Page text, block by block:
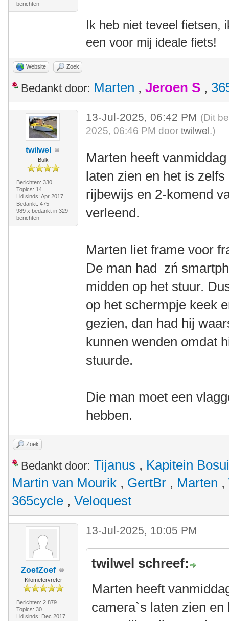
berichten
Ik heb niet teveel fietsen,
een voor mij ideale fiets!
Website Zoek
Bedankt door: Marten , Jeroen S ,
twilwel
Bulk
Berichten: 330
Topics: 14
Lid sinds: Apr 2017
Bedankt: 475
989 x bedankt in 329
berichten
13-Jul-2025, 06:42 PM (Dit
2025, 06:46 PM doortwilwel .)
Marten heeft
laten zien en het is
rijbewijs en 2-komend
verleend.
Marten liet frame voor
De man had zń
midden op het stuur.
op het schermpje keek
gezien, dan had hij
kunnen wenden omdat
stuurde.
Die man moet een
hebben.
Zoek
Bedankt door: Tijanus , Kapitein Bosui
Martin van Mourik , GertBr , Marten ,
365cycle , Veloquest
ZoefZoef
Kilometervreter
Berichten: 2.879
Topics: 30
Lid sinds: Dec 2017
13-Jul-2025, 10:05 PM
twilwel schreef:
Marten heeft
camera`s laten zien